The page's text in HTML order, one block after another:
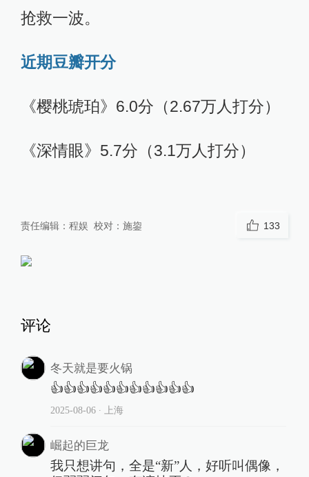
抢救一波。
近期豆瓣开分
《樱桃琥珀》6.0分（2.67万人打分）
《深情眼》5.7分（3.1万人打分）
责任编辑： 程娱 校对： 施鋆 133
评论
冬天就是要火锅
👍👍👍👍👍👍👍👍👍👍👍
2025-08-06∙ 上海
崛起的巨龙
我只想讲句，全是“新”人，好听叫偶像，